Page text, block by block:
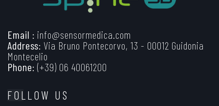
Email : info@sensormedica.com
Address: Via Bruno Pontecorvo, 13 - 00012 Guidonia
Montecelio
Phone: (+39) 06 40061200
FOLLOW US